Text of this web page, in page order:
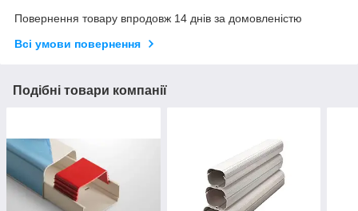
Повернення товару впродовж 14 днів за домовленістю
Всі умови повернення
Подібні товари компанії